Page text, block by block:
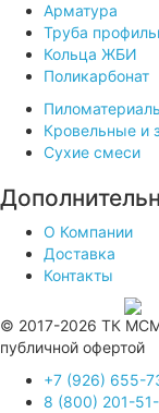
Арматура
Труба
Кольца ЖБИ
Поликарбонат
Кровельные и
Сухие смеси
О Компании
Доставка
Контакты
© 2017-2026 ТК
публичной офертой
+7 (926) 655-
8 (800) 201-